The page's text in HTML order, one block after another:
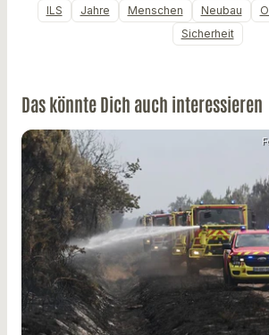
ILS Jahre Menschen Neubau
Sicherheit
Das könnte Dich auch interessieren